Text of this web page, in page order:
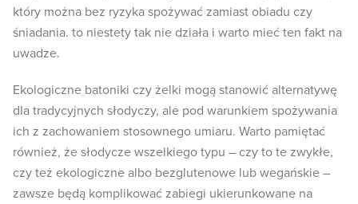
który można bez ryzyka spożywać zamiast obiadu czy
śniadania. to niestety tak nie działa i warto mieć ten fakt na
uwadze.
Ekologiczne batoniki czy żelki mogą stanowić alternatywę
dla tradycyjnych słodyczy, ale pod warunkiem spożywania
ich z zachowaniem stosownego umiaru. Warto pamiętać
również, że słodycze wszelkiego typu – czy to te zwykłe,
czy też ekologiczne albo bezglutenowe lub wegańskie –
zawsze będą komplikować zabiegi ukierunkowane na